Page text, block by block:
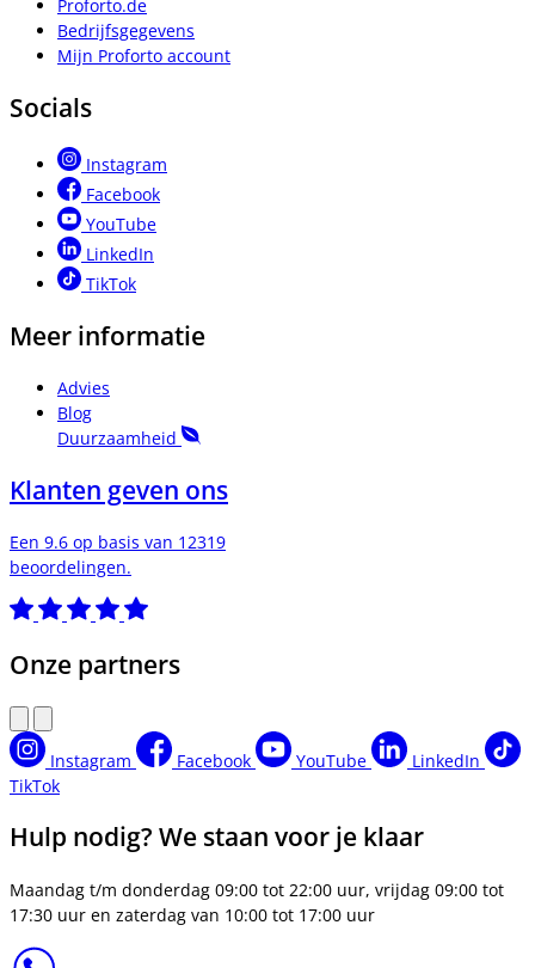
Proforto.de
Bedrijfsgegevens
Mijn Proforto account
Socials
Instagram
Facebook
YouTube
LinkedIn
TikTok
Meer informatie
Advies
Blog
Duurzaamheid
Klanten geven ons
Een 9.6 op basis van 12319
beoordelingen.
Onze partners
Instagram Facebook YouTube
LinkedIn
TikTok
Hulp nodig? We staan voor je klaar
Maandag t/m donderdag 09:00 tot 22:00 uur, vrijdag 09:00 tot
17:30 uur en zaterdag van 10:00 tot 17:00 uur